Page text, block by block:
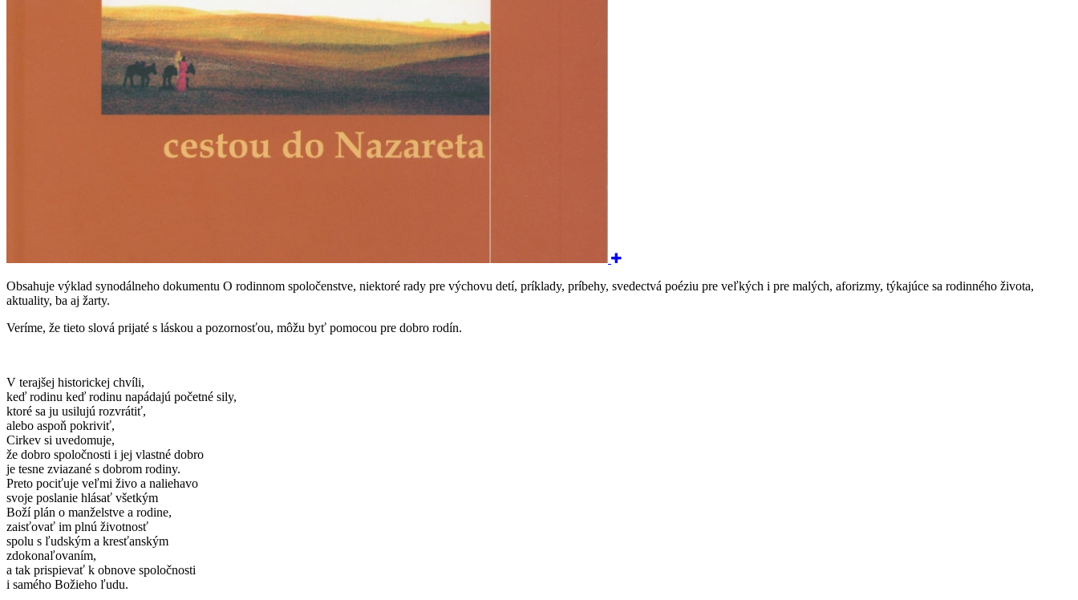
Obsahuje výklad synodálneho dokumentu O rodinnom spoločenstve, niektoré rady pre výchovu detí, príklady, príbehy, svedectvá poéziu pre veľkých i pre malých, aforizmy, týkajúce sa rodinného života,
aktuality, ba aj žarty.
Veríme, že tieto slová prijaté s láskou a pozornosťou, môžu byť pomocou pre dobro rodín.
V terajšej historickej chvíli,
keď rodinu keď rodinu napádajú početné sily,
ktoré sa ju usilujú rozvrátiť,
alebo aspoň pokriviť,
Cirkev si uvedomuje,
že dobro spoločnosti i jej vlastné dobro
je tesne zviazané s dobrom rodiny.
Preto pociťuje veľmi živo a naliehavo
svoje poslanie hlásať všetkým
Boží plán o manželstve a rodine,
zaisťovať im plnú životnosť
spolu s ľudským a kresťanským
zdokonaľovaním,
a tak prispievať k obnove spoločnosti
i samého Božieho ľudu.